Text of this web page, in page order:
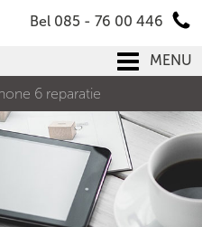
Bel 085 - 76 00 446
MENU
6 reparatie